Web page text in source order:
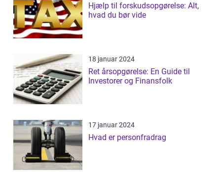
Hjælp til forskudsopgørelse: Alt,
hvad du bør vide
18 januar 2024
Ret årsopgørelse: En Guide til
Investorer og Finansfolk
17 januar 2024
Hvad er personfradrag